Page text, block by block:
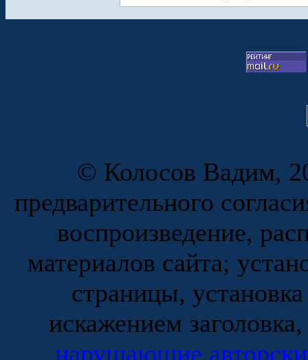
© Колосов Вадим,
предварительного
воспроизведение,
материалов сайта;
страницы,
искажением
нарушающие